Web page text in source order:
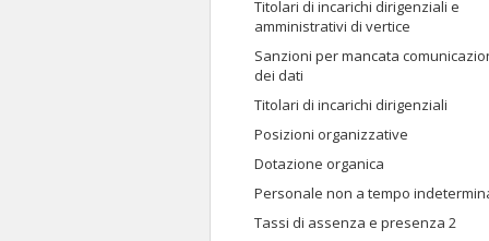
Titolari di incarichi dirigenziali e
amministrativi di vertice
Sanzioni per mancata
dei dati
Titolari di incarichi dirigenziali
Posizioni organizzative
Dotazione organica
Personale non a tempo
Tassi di assenza e presenza 2